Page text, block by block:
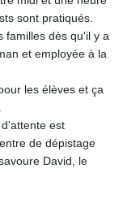
sont pratiqués.
familles dès qu'il y a
et employée à la
les élèves et ça
est
de dépistage
David, le